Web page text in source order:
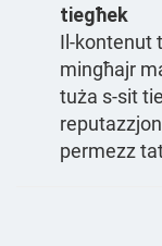
tiegħek
Il-kontenut
mingħajr
tuża s-sit
permezz